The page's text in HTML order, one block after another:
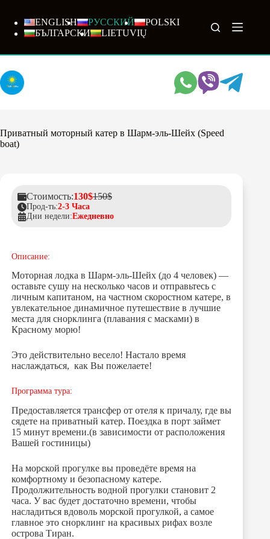
сути
ENGLISH РУССКИЙ
POLSKI
БЪЛГАРСКИ
LIETUVIŲ
Приватный моторный катер в Шарм-эль-Шейх (Speed
boat)
Стоимость:130$150$
Прод-ть:2-3 Часа
Дни недели:Ежедневно
Описание:
Моторная лодка в Шарм-эль-Шейх (до 4 человек) —
оставьте сушу на несколько часов и отправьтесь с
личным капитаном, на частном скоростном катере, в
увлекательное динамичное путешествие в лучшие
места для снорклинга (плавания с масками) в
Красному морю!
Это действительно весело! Настало время
наслаждаться, как Вы пожелаете!
Программа тура:
Предоставляется трансфер от отеля к причалу, где вы
сядете на приватный катер. Поездка в порт займет
15 минут времени.(в зависимости от расположения
Вашей гостиницы)
На морской прогулке вы проведёте время на
комфортному и безопасному катере.
Продолжительность водной прогулки становит 2
часа. У вас будет достаточно времени, чтобы
насладиться вдоволь морской прогулкой, а самое
главное это снорклинг на красивых рифах возле
острова Тиран.